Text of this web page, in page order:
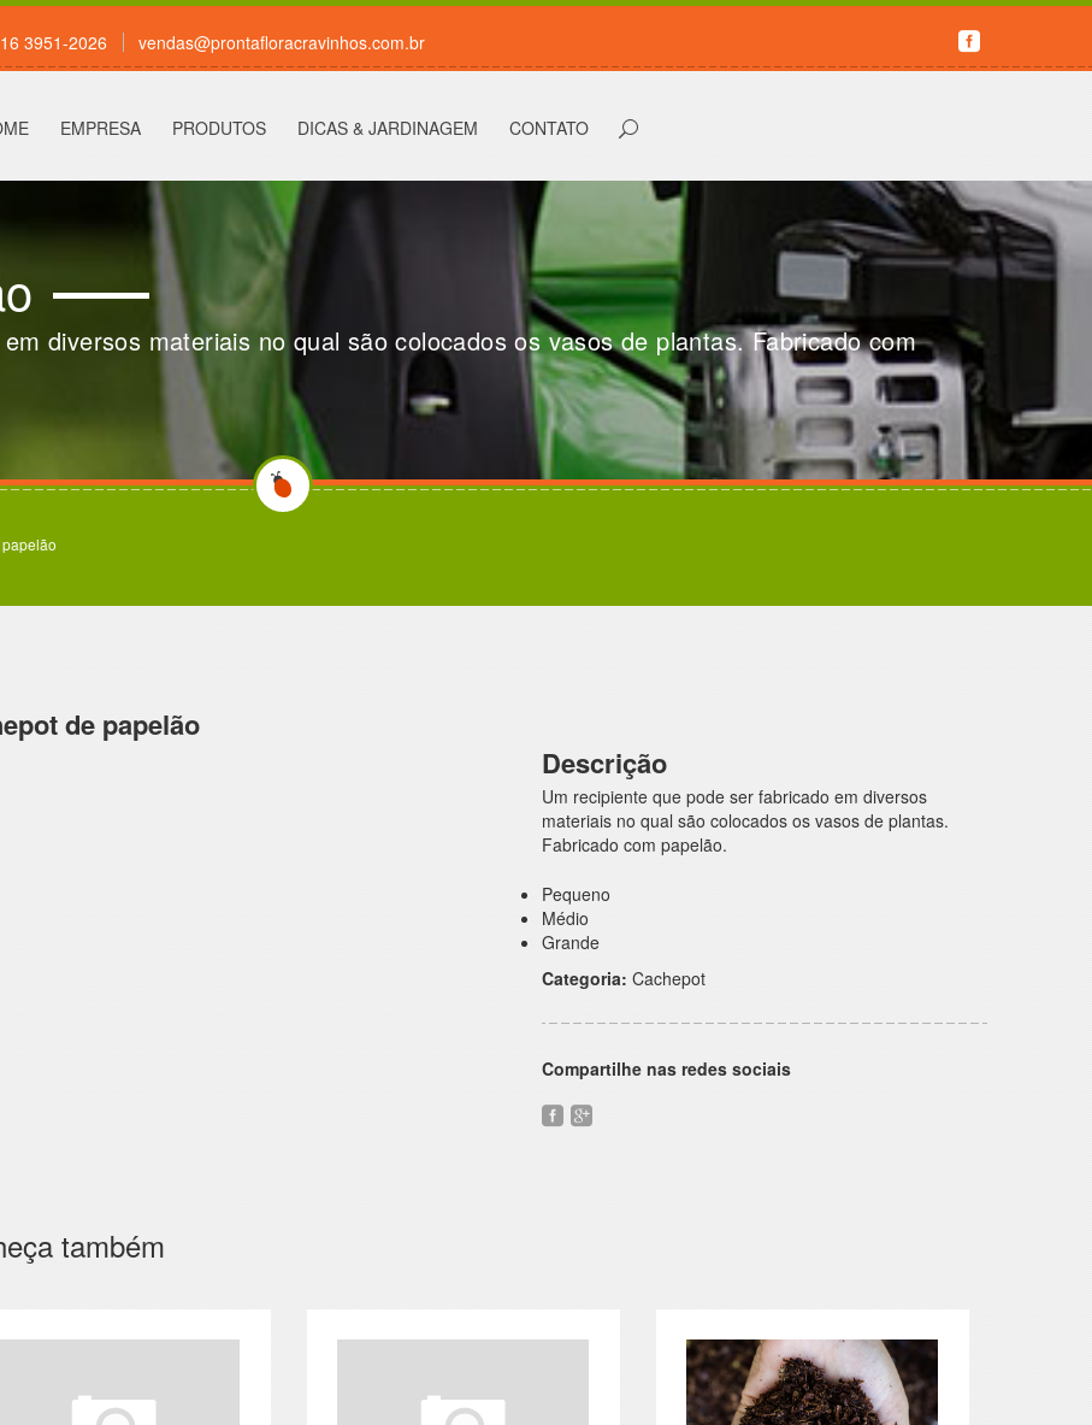
3951-2026 vendas@prontafloracravinhos.com.br
EMPRESA PRODUTOS DICAS & JARDINAGEM CONTATO
diversos materiais no qual são colocados os vasos de plantas. Fabricado com
de papelão
Descrição
Um recipiente que pode ser fabricado em diversos
materiais no qual são colocados os vasos de plantas.
Fabricado com papelão.
Pequeno
Médio
Grande
Categoria: Cachepot
Compartilhe nas redes sociais
também